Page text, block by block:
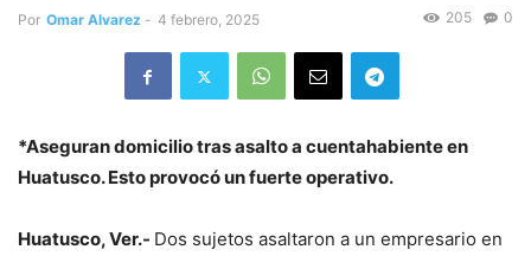
Por Omar Alvarez - 4 febrero, 2025 0
205
*Aseguran domicilio tras asalto a cuentahabiente en
Huatusco. Esto provocó un fuerte operativo.
Huatusco, Ver.- Dos sujetos asaltaron a un empresario en